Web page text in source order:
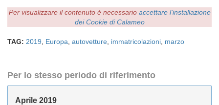
Per visualizzare il contenuto è necessario accettare l'installazione
dei Cookie di Calameo
TAG: 2019 Europa autovetture immatricolazioni marzo
Per lo stesso periodo di riferimento
Aprile 2019